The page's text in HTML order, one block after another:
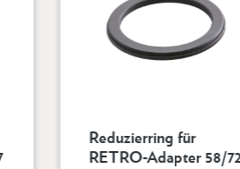
Reduzierring für
RETRO-Adapter 58/